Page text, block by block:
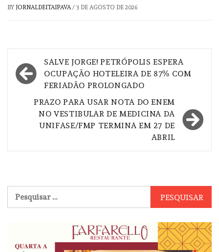
BY JORNALDEITAIPAVA/ 3 DE AGOSTO DE 2026
Navegação
de
SALVE JORGE! PETRÓPOLIS ESPERA
OCUPAÇÃO HOTELEIRA DE 87% COM
FERIADÃO PROLONGADO
PRAZO PARA USAR NOTA DO ENEM
NO VESTIBULAR DE MEDICINA DA
UNIFASE/FMP TERMINA EM 27 DE
ABRIL